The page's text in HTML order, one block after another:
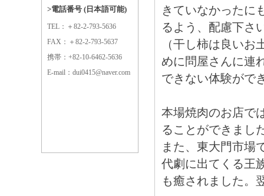
>電話番号 (日本語可能)
TEL：＋82-2-793-5636
FAX：＋82-2-793-5637
携帯：+82-10-6462-5636
E-mail：dui0415@naver.com
きていなかったに
るよう、配慮下さ
（干し柿は良い
めに問屋さんに連
できない体験がで
本場焼肉のお店で
ることができまし
また、東大門市場
代劇に出てくる王
も癒されました。